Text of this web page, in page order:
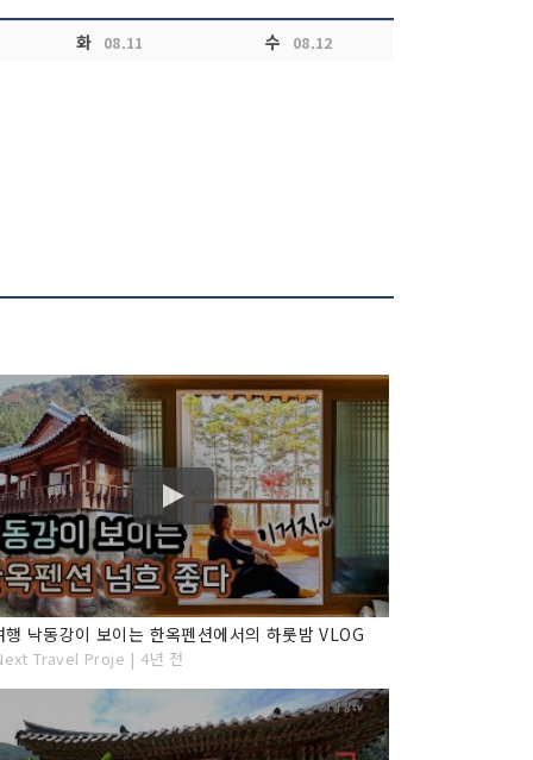
화 08.11 수 08.12
행 낙동강이 보이는 한옥펜션에서의 하룻밤 VLOG
Travel Proje | 4년 전